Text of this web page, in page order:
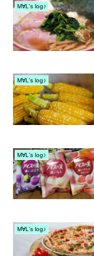
M∀L's log♪
M∀L's log♪
M∀L's log♪
M∀L's log♪